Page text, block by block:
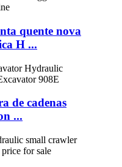
quente nova
H ...
de cadenas
...